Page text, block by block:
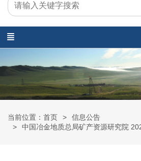
当前位置：首页
信息公告
中国冶金地质总局矿产资源研究院